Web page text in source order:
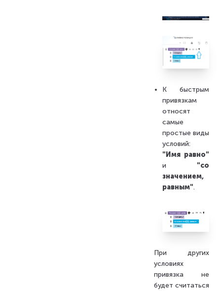
К быстрым
привязкам
относят
самые
простые виды
условий:
"Имя равно"
и "со
значением,
равным".
При других
условиях
привязка не
будет считаться